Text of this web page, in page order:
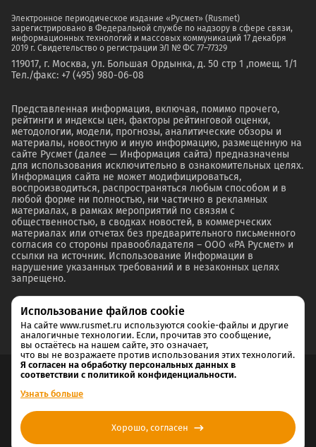
Электронное периодическое издание «Русмет» (Rusmet)
зарегистрировано в Федеральной службе по надзору в сфере связи,
информационных технологий и массовых коммуникаций 17 декабря
2019 г. Свидетельство о регистрации ЭЛ № ФС 77–77329
119017, г. Москва, ул. Большая Ордынка, д. 50 стр 1 ,помещ. 1/1
Тел./факс: +7 (495) 980-06-08
Представленная информация, включая, помимо прочего,
рейтинги и индексы цен, факторы рейтинговой оценки,
методологии, модели, прогнозы, аналитические обзоры и
материалы, новостную и иную информацию, размещенную на
сайте Русмет (далее — Информация сайта) предназначены
для использования исключительно в ознакомительных целях.
Информация сайта не может модифицироваться,
воспроизводиться, распространяться любым способом и в
любой форме ни полностью, ни частично в рекламных
материалах, в рамках мероприятий по связям с
общественностью, в сводках новостей, в коммерческих
материалах или отчетах без предварительного письменного
согласия со стороны правообладателя – ООО «РА Русмет» и
ссылки на источник. Использование Информации в
нарушение указанных требований и в незаконных целях
запрещено.
Согласие на обработку и хранение персональных данных
Политика конфиденциальности
Использование файлов cookie
На сайте www.rusmet.ru используются cookie-файлы и другие
аналогичные технологии. Если, прочитав это сообщение,
вы остаётесь на нашем сайте, это означает,
что вы не возражаете против использования этих технологий.
Я согласен на обработку персональных данных в
соответствии с политикой конфиденциальности.
Узнать больше
Хорошо, согласен